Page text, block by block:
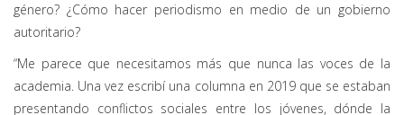
género? ¿Cómo hacer periodismo en medio de un gobierno
autoritario?
“Me parece que necesitamos más que nunca las voces de la
academia. Una vez escribí una columna en 2019 que se estaban
presentando conflictos sociales entre los jóvenes, dónde la